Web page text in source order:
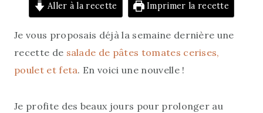
Aller à la recette Imprimer la recette
Je vous proposais déjà la semaine dernière une
recette de salade de pâtes tomates cerises,
poulet et feta. En voici une nouvelle !
Je profite des beaux jours pour prolonger au